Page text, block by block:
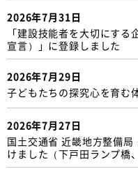
2026年7月31日
「建設技能者を大切にす
宣言）」に登録しました
2026年7月29日
子どもたちの探究心を育む
2026年7月27日
国土交通省 近畿地方整備
けました（下戸田ランプ橋